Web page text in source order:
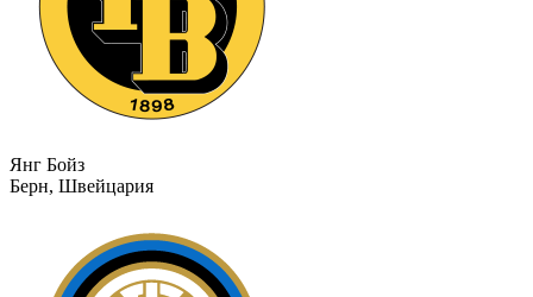
Янг Бойз
Берн, Швейцария